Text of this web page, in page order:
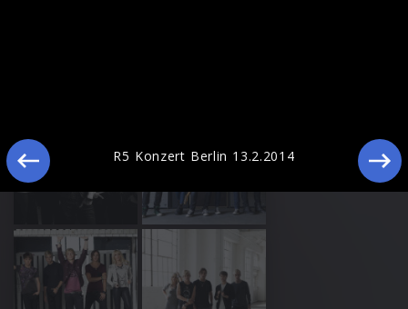
R5 Konzert Berlin 13.2.2014